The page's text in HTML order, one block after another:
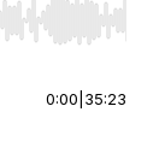
End to jump to
0:00 35:23